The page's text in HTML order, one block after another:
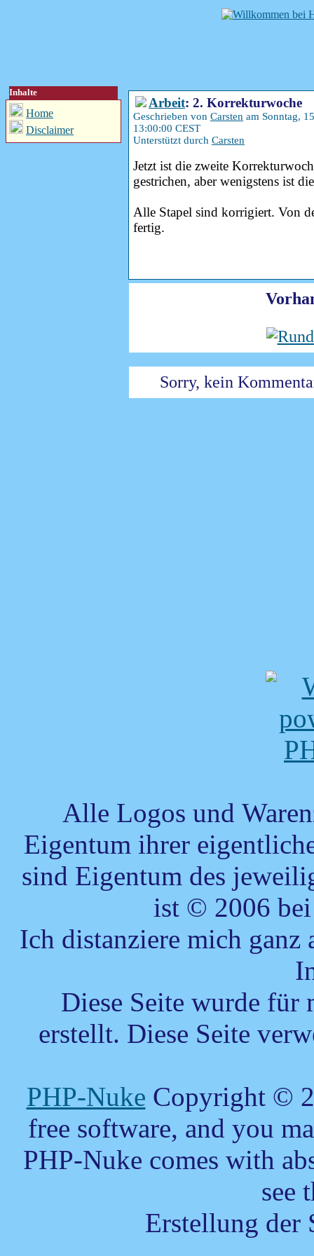
Inhalte
Home
Disclaimer
Arbeit: 2. Korrekturwoche
Geschrieben von Carsten am Sonntag,
13:00:00 CEST
Unterstützt durch Carsten
Jetzt ist die zweite
gestrichen, aber wenigstens ist
Alle Stapel sind korrigiert. Von
fertig.
Sorry, kein
Alle Logos und
Eigentum ihrer
sind Eigentum des
ist © 2006 bei
Ich distanziere mich
Diese Seite wurde für
erstellt. Diese Seite
PHP-Nuke Copyright ©
free software, and you
PHP-Nuke comes with
see
Erstellung der